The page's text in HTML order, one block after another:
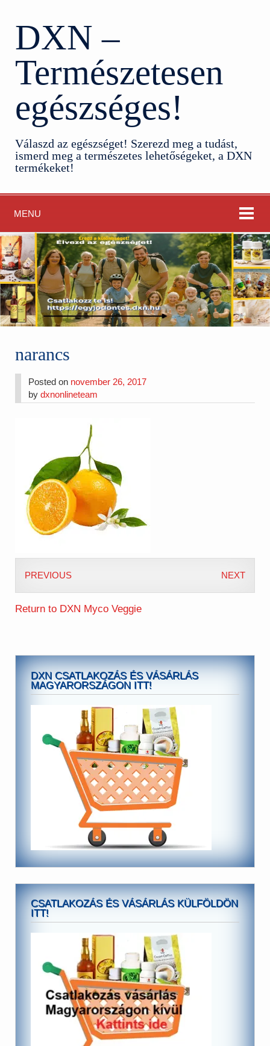
DXN –
Természetesen
egészséges!
Válaszd az egészséget! Szerezd meg a tudást,
ismerd meg a természetes lehetőségeket, a DXN
termékeket!
MENU
narancs
Posted on november 26, 2017
bydxnonlineteam
PREVIOUS NEXT
Return to DXN Myco Veggie
DXN CSATLAKOZÁS ÉS VÁSÁRLÁS
MAGYARORSZÁGON ITT!
CSATLAKOZÁS ÉS VÁSÁRLÁS KÜLFÖLDÖN
ITT!